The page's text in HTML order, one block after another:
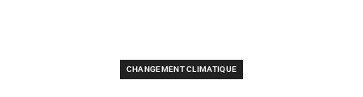
CHANGEMENT CLIMATIQUE